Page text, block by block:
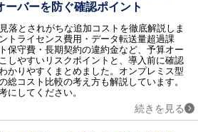
研修 / 新入社員向け研修 / 営業力強化研修 / コミュニケーション研修 / 管理職向け研修 / ビジネスマナー研修 / リーダーシップ研修 / マネジメント研修 / グローバル（語学）研修 / セキュリティ研修 / コンプライアンス研修 / AI研修
ーバーを防ぐ確認ポイント
落とされがちな追加コストを徹底解説しま
トライセンス費用・データ転送量超過課
保守費・長期契約の違約金など、予算オー
しやすいリスクポイントと、導入前に確認
かりやすくまとめました。オンプレミス型
総コスト比較の考え方も解説しています。
にしてください。
続きを見る